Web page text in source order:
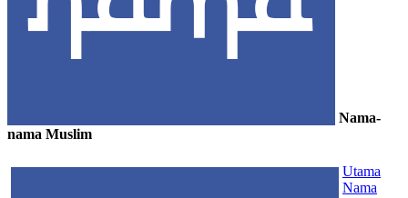
Nama-
nama Muslim
Utama
Nama